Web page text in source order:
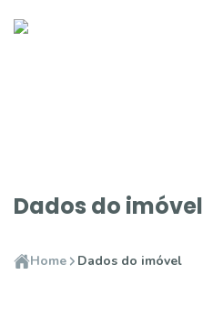
Dados do imóvel
Home Dados do imóvel